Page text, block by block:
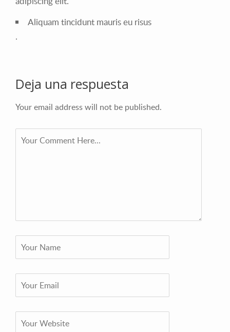
Aliquam tincidunt mauris eu risus
.
Deja una respuesta
Your email address will not be published.